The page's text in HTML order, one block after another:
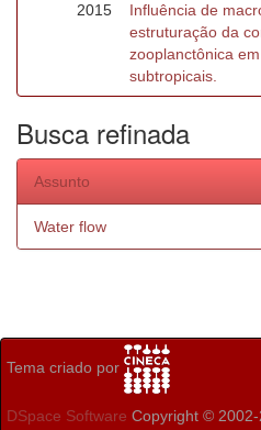
2015
Influência de
estruturação da
zooplanctônica
subtropicais.
Busca refinada
Assunto
Water flow
Tema criado por
DSpace Software Copyright ©